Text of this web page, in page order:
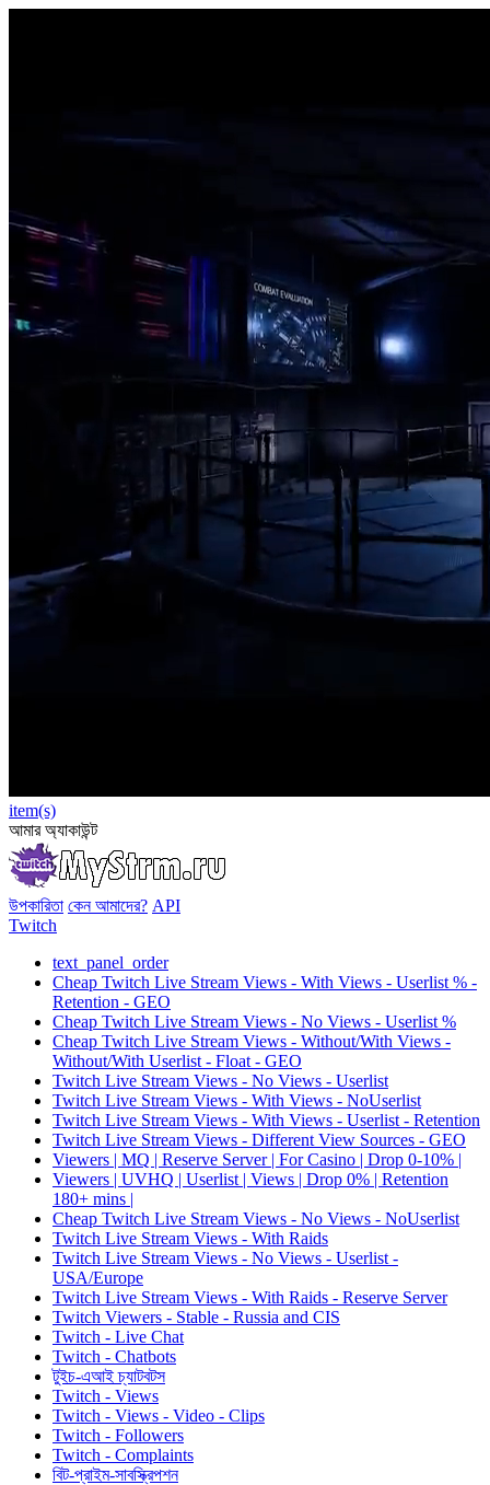
item(s)
আমার অ্যাকাউন্ট
উপকারিতা কেন আমাদের? API
Twitch
text_panel_order
Cheap Twitch Live Stream Views - With Views - Userlist % -
Retention - GEO
Cheap Twitch Live Stream Views - No Views - Userlist %
Cheap Twitch Live Stream Views - Without/With Views -
Without/With Userlist - Float - GEO
Twitch Live Stream Views - No Views - Userlist
Twitch Live Stream Views - With Views - NoUserlist
Twitch Live Stream Views - With Views - Userlist - Retention
Twitch Live Stream Views - Different View Sources - GEO
Viewers | MQ | Reserve Server | For Casino | Drop 0-10% |
Viewers | UVHQ | Userlist | Views | Drop 0% | Retention
180+ mins |
Cheap Twitch Live Stream Views - No Views - NoUserlist
Twitch Live Stream Views - With Raids
Twitch Live Stream Views - No Views - Userlist -
USA/Europe
Twitch Live Stream Views - With Raids - Reserve Server
Twitch Viewers - Stable - Russia and CIS
Twitch - Live Chat
Twitch - Chatbots
টুইচ-এআই চ্যাটবটস
Twitch - Views
Twitch - Views - Video - Clips
Twitch - Followers
Twitch - Complaints
বিট-প্রাইম-সাবস্ক্রিপশন